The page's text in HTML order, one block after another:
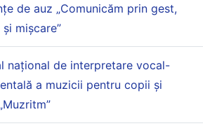
de auz „Comunicăm prin gest,
mișcare”
naţional de interpretare vocal-
a muzicii pentru copii și